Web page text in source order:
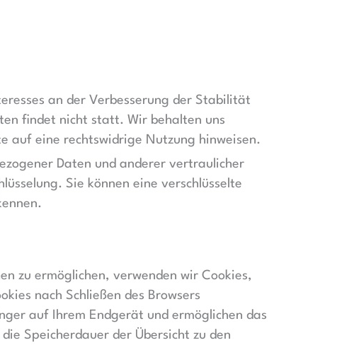
an der Verbesserung der Stabilität
findet nicht statt. Wir behalten uns
auf eine rechtswidrige Nutzung hinweisen.
Daten und anderer vertraulicher
Sie können eine verschlüsselte
zu ermöglichen, verwenden wir Cookies,
nach Schließen des Browsers
auf Ihrem Endgerät und ermöglichen das
Speicherdauer der Übersicht zu den